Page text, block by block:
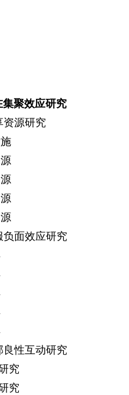
聚效应研究
资源研究
面效应研究
性互动研究
究
究